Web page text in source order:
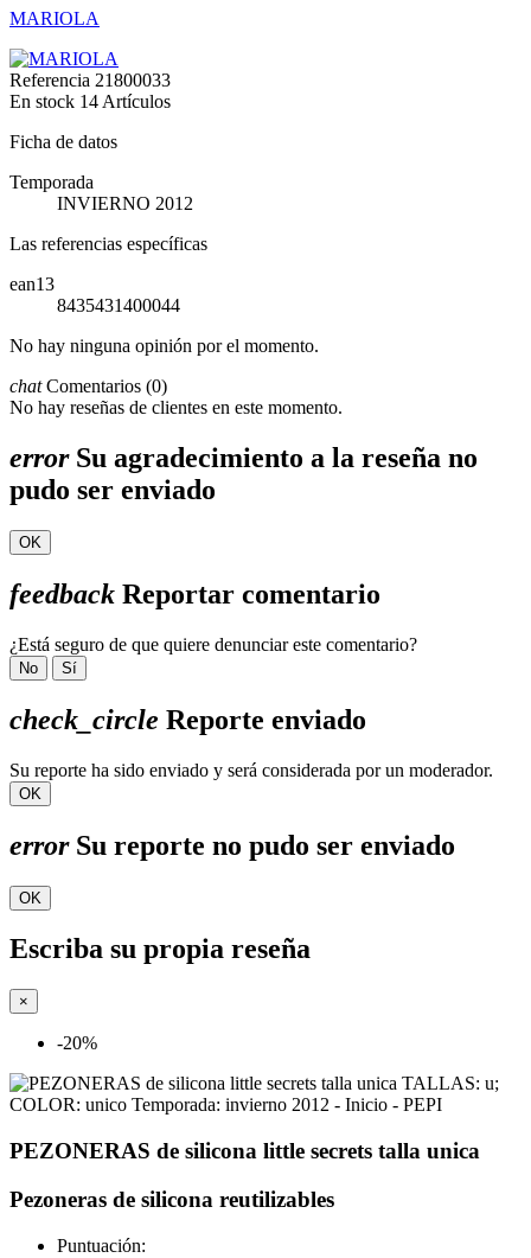
MARIOLA
Referencia 21800033
En stock 14 Artículos
Ficha de datos
Temporada
INVIERNO 2012
Las referencias específicas
ean13
8435431400044
No hay ninguna opinión por el momento.
chatComentarios (0)
No hay reseñas de clientes en este momento.
errorSu agradecimiento a la reseña no
pudo ser enviado
OK
feedback Reportar comentario
¿Está seguro de que quiere denunciar este comentario?
No Sí
check_circle Reporte enviado
Su reporte ha sido enviado y será considerada por un moderador.
OK
errorSu reporte no pudo ser enviado
OK
Escriba su propia reseña
×
-20%
PEZONERAS de silicona little secrets talla unica
Pezoneras de silicona reutilizables
Puntuación: